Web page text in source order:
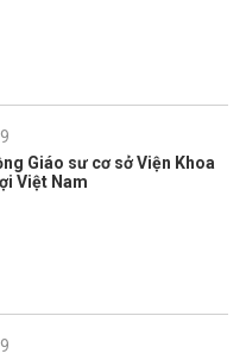
Giáo sư cơ sở Viện Khoa
Việt Nam